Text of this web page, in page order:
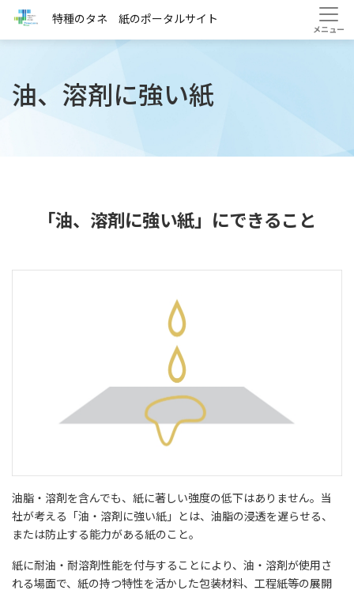
特種のタネ 紙のポータルサイト
HOME 課題から探す 油、溶剤に強い紙
油、溶剤に強い紙
「油、溶剤に強い紙」 にできること
油脂・溶剤を含んでも、紙に著しい強度の低下はありません。当
社が考える「油・溶剤に強い紙」とは、油脂の浸透を遅らせる、
または防止する能力がある紙のこと。
紙に耐油・耐溶剤性能を付与することにより、油・溶剤が使用さ
れる場面で、紙の持つ特性を活かした包装材料、工程紙等の展開